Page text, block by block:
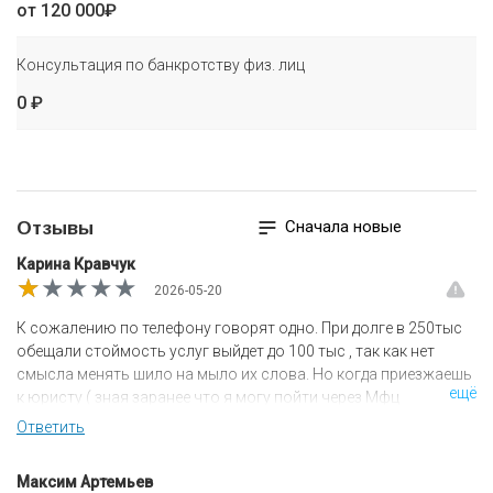
от 120 000₽
Консультация по банкротству физ. лиц
0 ₽
Сначала новые
Отзывы
Карина Кравчук
2026-05-20
★★★★★
★★★★★
★★★★★
К сожалению по телефону говорят одно. При долге в 250тыс
обещали стоймость услуг выйдет до 100 тыс , так как нет
смысла менять шило на мыло их слова. Но когда приезжаешь
к юристу ( зная заранее что я могу пойти через Мфц
бесплатно) решила не заморачиваться и через них, в итоге
ещё
Ответить
Максим Артемьев